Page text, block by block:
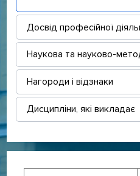
Досвід професійної
Наукова та науково-
Нагороди і відзнаки
Дисципліни, які викладає